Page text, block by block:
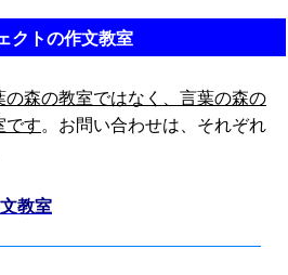
クトの作文教室
の森の教室ではなく、言葉の森の
です。お問い合わせは、それぞれ
教室